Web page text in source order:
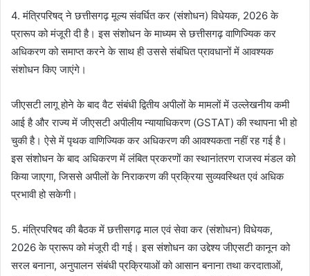
4. मंत्रिपरिषद् ने छत्तीसगढ़ मूल्य संवर्धित कर (संशोधन) विधेयक, 2026 के
प्रारूप को मंजूरी दी है। इस संशोधन के माध्यम से छत्तीसगढ़ वाणिज्यिक कर
अधिकरण को समाप्त करने के साथ ही उससे संबंधित प्रावधानों में आवश्यक
संशोधन किए जाएंगे।
जीएसटी लागू होने के बाद वैट संबंधी द्वितीय अपीलों के मामलों में उल्लेखनीय कमी
आई है और राज्य में जीएसटी अपीलीय न्यायाधिकरण (GSTAT) की स्थापना भी हो
चुकी है। ऐसे में पृथक वाणिज्यिक कर अधिकरण की आवश्यकता नहीं रह गई है।
इस संशोधन के बाद अधिकरण में लंबित प्रकरणों का स्थानांतरण राजस्व मंडल को
किया जाएगा, जिससे अपीलों के निराकरण की प्रक्रिया सुव्यवस्थित एवं अधिक
प्रभावी हो सकेगी।
5. मंत्रिपरिषद की बैठक में छत्तीसगढ़ माल एवं सेवा कर (संशोधन) विधेयक,
2026 के प्रारूप को मंजूरी दी गई। इस संशोधन का उद्देश्य जीएसटी कानून को
सरल बनाना, अनुपालन संबंधी प्रक्रियाओं को आसान बनाना तथा करदाताओं,